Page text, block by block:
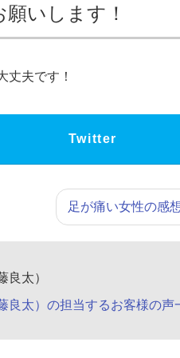
いします！
丈夫です！
Twitter
足が痛い女性の感
良太）
良太）の担当するお客様の声